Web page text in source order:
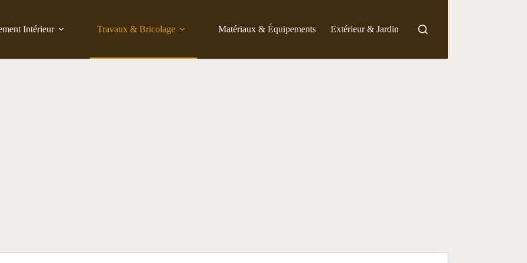
Intérieur Travaux & Bricolage Matériaux & Équipements Extérieur & Jardin